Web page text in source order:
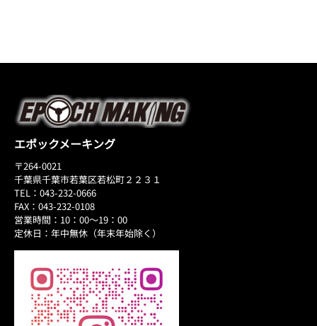
エポックメーキング
〒264-0021
千葉県千葉市若葉区若松町２２３１
TEL：043-232-0666
FAX：043-232-0108
営業時間：10：00～19：00
定休日：年中無休（年末年始除く）